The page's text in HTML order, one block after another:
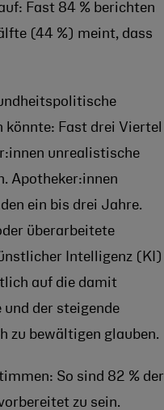
Fast 84 % berichten
(44 %) meint, dass
Fast drei Viertel
unrealistische
Apotheker:innen
ein bis drei Jahre.
überarbeitete
Intelligenz (KI)
auf die damit
der steigende
zu bewältigen glauben.
So sind 82 % der
zu sein.